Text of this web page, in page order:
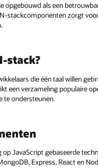
opgebouwd als een
stackcomponenten zorgt
stack?
die één taal willen
een verzameling populaire
te ondersteunen.
op JavaScript gebaseerde
Express, React en